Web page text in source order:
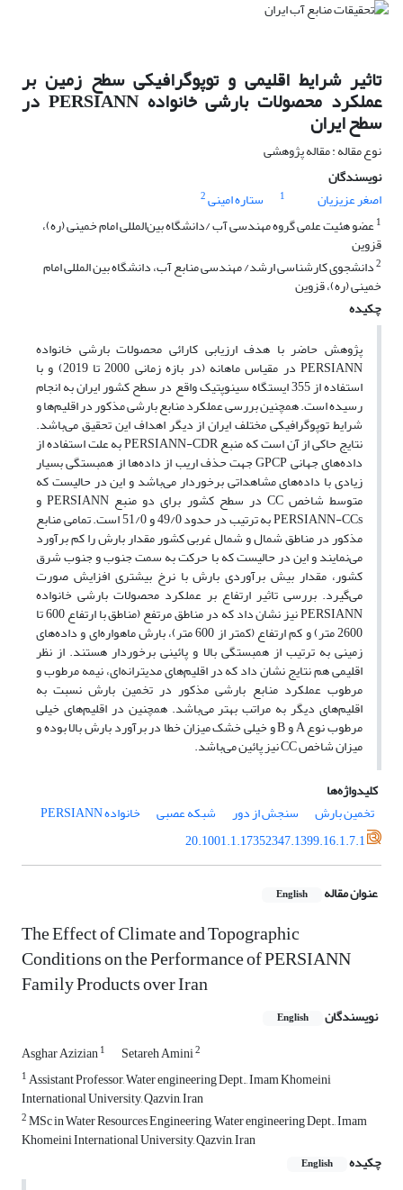
تاثیر شرایط اقلیمی و توپوگرافیکی سطح زمین بر
عملکرد محصولات بارشی خانواده PERSIANN در
سطح ایران
نوع مقاله : مقاله پژوهشی
نویسندگان
اصغر عزیزیان
1 ستاره امینی2
1عضو هئیت علمی گروه مهندسی آب /دانشگاه بین‌المللی امام خمینی (ره)،
قزوین
2دانشجوی کارشناسی ارشد/ مهندسی منابع آب، دانشگاه بین المللی امام
خمینی (ره)، قزوین
چکیده
پژوهش حاضر با هدف ارزیابی کارائی محصولات بارشی خانواده
PERSIANN در مقیاس ماهانه (در بازه زمانی 2000 تا 2019) و با
استفاده از 355 ایستگاه سینوپتیک واقع در سطح کشور ایران به انجام
رسیده است. همچنین بررسی عملکرد منابع بارشی مذکور در اقلیم‌ها و
شرایط توپوگرافیکی مختلف ایران از دیگر اهداف این تحقیق می‌باشد.
نتایج حاکی از آن است که منبع PERSIANN-CDR به علت استفاده از
داده‌های جهانی GPCP جهت حذف اریب از داده‌ها از همبستگی بسیار
زیادی با داده‌های مشاهداتی برخوردار می‌باشد و این در حالیست که
متوسط شاخص CC در سطح کشور برای دو منبع PERSIANN و
PERSIANN-CCs به ترتیب در حدود 49/0 و 51/0 است. تمامی منابع
مذکور در مناطق شمال و شمال غربی کشور مقدار بارش را کم‎ برآورد
می‌نمایند و این در حالیست که با حرکت به سمت جنوب و جنوب شرق
کشور، مقدار بیش ‎برآوردی بارش با نرخ بیشتری افزایش صورت
می‌گیرد. بررسی تاثیر ارتفاع بر عملکرد محصولات بارشی خانواده
PERSIANN نیز نشان داد که در مناطق مرتفع (مناطق با ارتفاع 600 تا
2600 متر) و کم ارتفاع (کمتر از 600 متر)، بارش ماهواره‌ای و داده‌های
زمینی به ترتیب از همبستگی بالا و پائینی برخوردار هستند. از نظر
اقلیمی هم نتایج نشان داد که در اقلیم‌های مدیترانه‌ای، نیمه مرطوب و
مرطوب عملکرد منابع بارشی مذکور در تخمین بارش نسبت به
اقلیم‌های دیگر به مراتب بهتر می‌باشد. همچنین در اقلیم‌های خیلی
مرطوب نوع A و B و خیلی خشک میزان خطا در برآورد بارش بالا بوده و
میزان شاخص CC نیز پائین می‌باشد.
کلیدواژه‌ها
تخمین بارش
سنجش از دور شبکه عصبی
خانواده PERSIANN
20.1001.1.17352347.1399.16.1.7.1
عنوان مقاله English
The Effect of Climate and Topographic
Conditions on the Performance of PERSIANN
Family Products over Iran
نویسندگان English
Asghar Azizian1 Setareh Amini2
1Assistant Professor, Water engineering Dept., Imam Khomeini
International University, Qazvin, Iran
2MSc in Water Resources Engineering, Water engineering Dept., Imam
Khomeini International University, Qazvin, Iran
چکیده
English